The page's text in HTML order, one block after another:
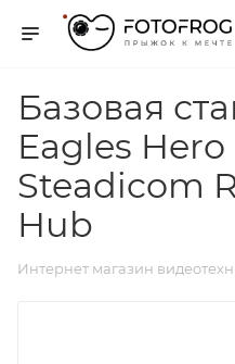
Базовая
Eagles Hero
Steadicom
Hub
Интернет магазин